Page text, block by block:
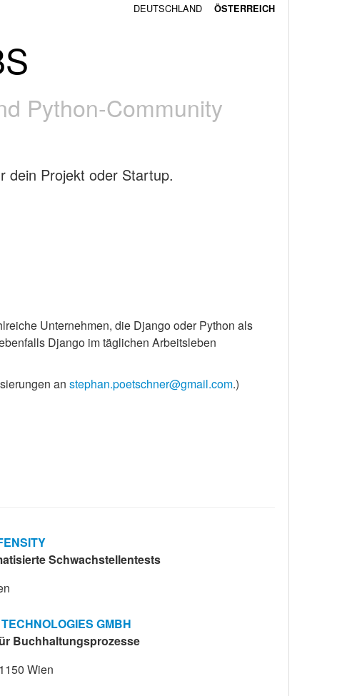
DEUTSCHLAND ÖSTERREICH
Python-Community
dein Projekt oder Startup.
Unternehmen, die Django oder Python als
Django im täglichen Arbeitsleben
an stephan.poetschner@gmail.com.)
Schwachstellentests
GMBH
Buchhaltungsprozesse
Wien